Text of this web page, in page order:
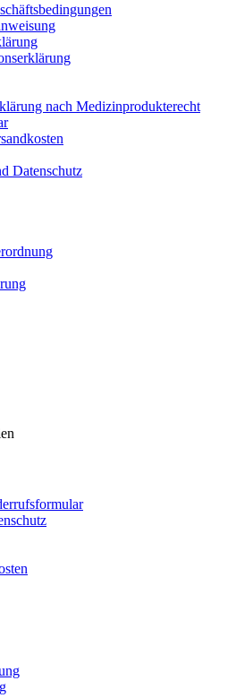
nach Medizinprodukterecht
Datenschutz